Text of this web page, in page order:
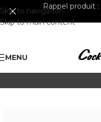
Skip to navigation
Skip to main content
Rappel produit :
MENU